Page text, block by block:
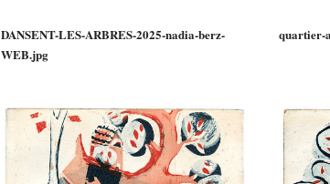
DANSENT-LES-ARBRES-2025-nadia-berz-
WEB.jpg
quartier-